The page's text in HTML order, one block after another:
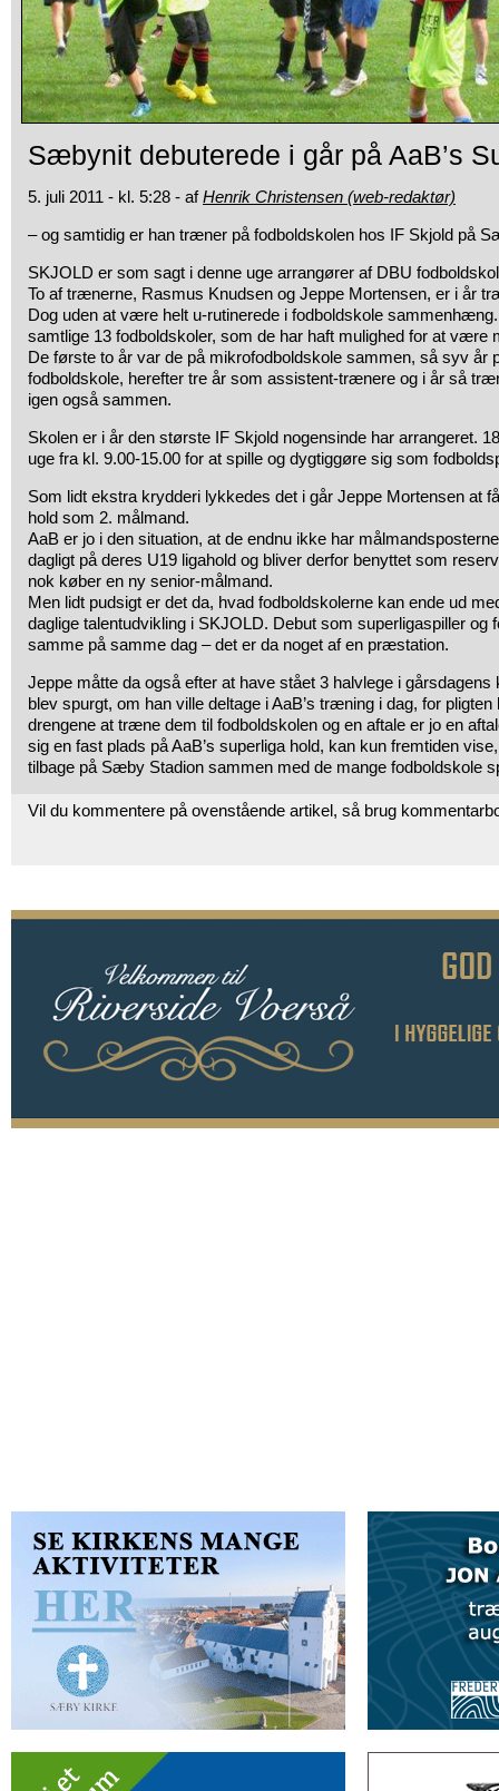
Sæbynit debuterede i går på AaB’s
5. juli 2011 - kl. 5:28 - afHenrik Christensen (web-redaktør)
– og samtidig er han træner på fodboldskolen hos IF Skjold på
SKJOLD er som sagt i denne uge arrangører af DBU
To af trænerne, Rasmus Knudsen og Jeppe Mortensen, er i år
Dog uden at være helt u-rutinerede i fodboldskole
samtlige 13 fodboldskoler, som de har haft mulighed for at være
De første to år var de på mikrofodboldskole sammen, så syv år
fodboldskole, herefter tre år som assistent-trænere og i år så
igen også sammen.
Skolen er i år den største IF Skjold nogensinde har arrangeret.
uge fra kl. 9.00-15.00 for at spille og dygtiggøre sig som
Som lidt ekstra krydderi lykkedes det i går Jeppe Mortensen at
hold som 2. målmand.
AaB er jo i den situation, at de endnu ikke har
dagligt på deres U19 ligahold og bliver derfor benyttet som
nok køber en ny senior-målmand.
Men lidt pudsigt er det da, hvad fodboldskolerne kan ende ud
daglige talentudvikling i SKJOLD. Debut som superligaspiller og
samme på samme dag – det er da noget af en præstation.
Jeppe måtte da også efter at have stået 3 halvlege i
blev spurgt, om han ville deltage i AaB’s træning i dag, for pligten
drengene at træne dem til fodboldskolen og en aftale er jo en
sig en fast plads på AaB’s superliga hold, kan kun fremtiden
tilbage på Sæby Stadion sammen med de mange fodboldskole
Vil du kommentere på ovenstående artikel, så brug